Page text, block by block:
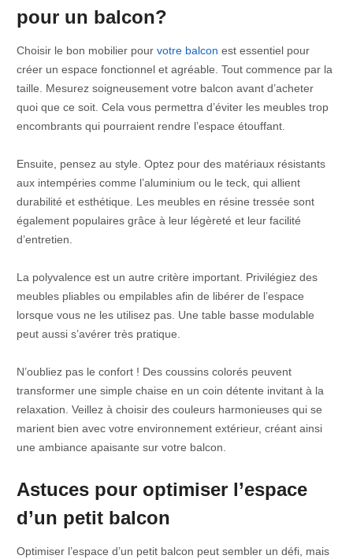
pour un balcon?
Choisir le bon mobilier pour votre balcon est essentiel pour
créer un espace fonctionnel et agréable. Tout commence par la
taille. Mesurez soigneusement votre balcon avant d’acheter
quoi que ce soit. Cela vous permettra d’éviter les meubles trop
encombrants qui pourraient rendre l’espace étouffant.
Ensuite, pensez au style. Optez pour des matériaux résistants
aux intempéries comme l’aluminium ou le teck, qui allient
durabilité et esthétique. Les meubles en résine tressée sont
également populaires grâce à leur légèreté et leur facilité
d’entretien.
La polyvalence est un autre critère important. Privilégiez des
meubles pliables ou empilables afin de libérer de l’espace
lorsque vous ne les utilisez pas. Une table basse modulable
peut aussi s’avérer très pratique.
N’oubliez pas le confort ! Des coussins colorés peuvent
transformer une simple chaise en un coin détente invitant à la
relaxation. Veillez à choisir des couleurs harmonieuses qui se
marient bien avec votre environnement extérieur, créant ainsi
une ambiance apaisante sur votre balcon.
Astuces pour optimiser l’espace
d’un petit balcon
Optimiser l’espace d’un petit balcon peut sembler un défi, mais